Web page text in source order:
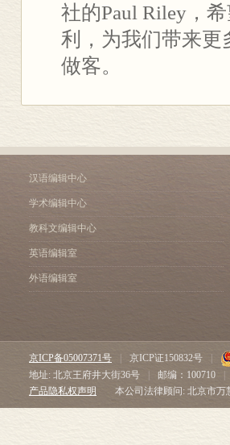
社的Paul Riley，
利，为我们带来更
做客。
汉语编辑中心
学术编辑中心
教科文编辑中心
英语编辑室
外语编辑室
京ICP备05007371号 京ICP证150832号
地址: 北京王府井大街36号
邮编：100710
产品隐私权声明
本公司法律顾问: 北京市